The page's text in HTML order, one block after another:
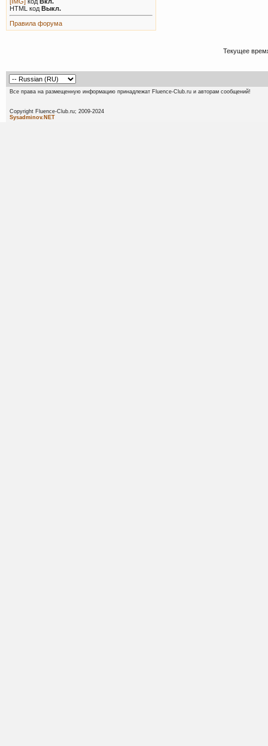
HTML код Выкл.
Правила форума
Текущее
Все права на размещенную информацию принадлежат Fluence-Club.ru и авторам сообщений!
Copyright Fluence-Club.ru;
Sysadminov.NET